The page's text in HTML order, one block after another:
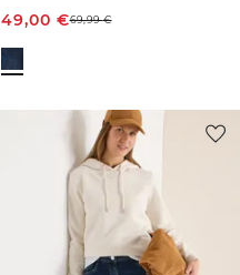
49,00 €69,99€